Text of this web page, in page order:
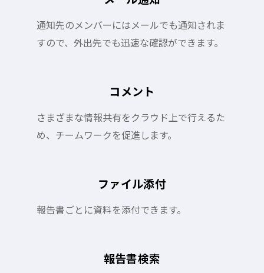
通知先のメンバーにはメールでも通知されま
すので、外出先でも迅速な確認ができます。
コメント
さまざまな情報共有をクラウド上で行えるた
め、チームワークを促進します。
ファイル添付
報告書ごとに資料を添付できます。
報告書検索